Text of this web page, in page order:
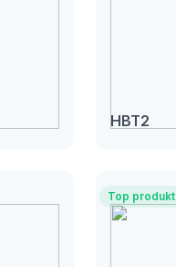
HBT2
Top produkt